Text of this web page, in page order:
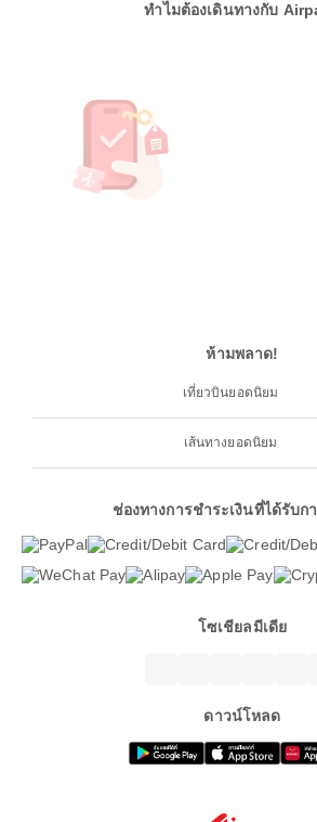
ทำไมต้องเดินทางกับ
ห้ามพลาด!
เที่ยวบินยอดนิยม
เส้นทางยอดนิยม
ช่องทางการชำระเงินที่ได้รับก
โซเชียลมีเดีย
ดาวน์โหลด